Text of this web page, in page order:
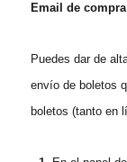
Email de compra
Puedes dar de
envío de boletos
boletos (tanto en